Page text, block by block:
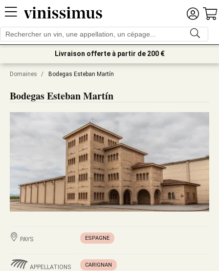
Livraison offerte à partir de 200 €
Domaines / Bodegas Esteban Martín
Bodegas Esteban Martín
PAYS ESPAGNE
APPELLATIONS CARIGNAN